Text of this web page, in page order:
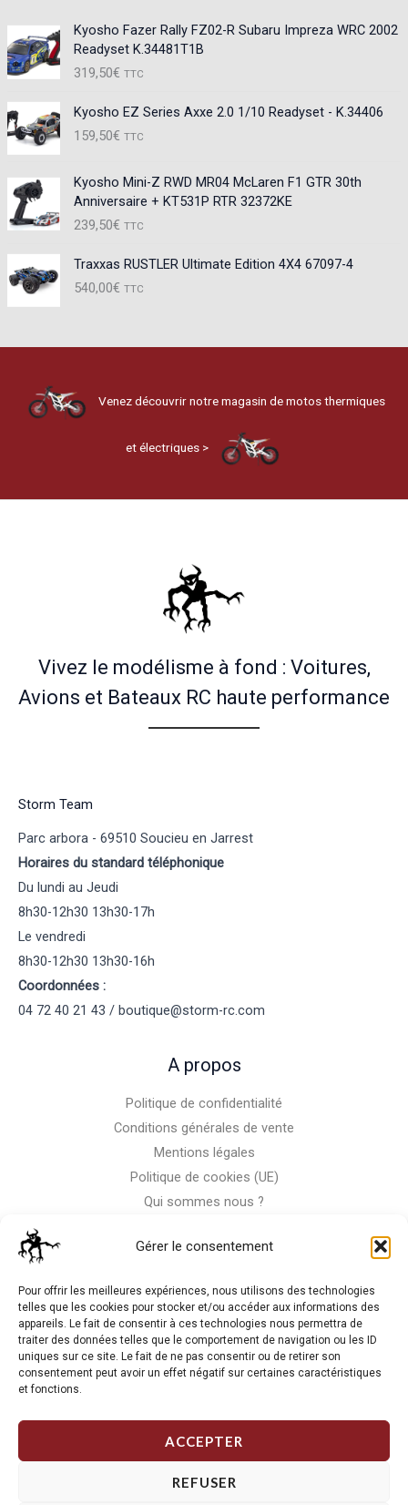
Gérer le consentement
Pour offrir les meilleures expériences, nous utilisons des technologies
telles que les cookies pour stocker et/ou accéder aux informations des
appareils. Le fait de consentir à ces technologies nous permettra de
traiter des données telles que le comportement de navigation ou les ID
uniques sur ce site. Le fait de ne pas consentir ou de retirer son
consentement peut avoir un effet négatif sur certaines caractéristiques
et fonctions.
ACCEPTER
REFUSER
Kyosho Fazer Rally FZ02-R Subaru Impreza WRC 2002
Readyset K.34481T1B
319,50€ TTC
Kyosho EZ Series Axxe 2.0 1/10 Readyset - K.34406
159,50€ TTC
Kyosho Mini-Z RWD MR04 McLaren F1 GTR 30th
Anniversaire + KT531P RTR 32372KE
239,50€ TTC
Traxxas RUSTLER Ultimate Edition 4X4 67097-4
540,00€ TTC
Venez découvrir notre magasin de motos thermiques
et électriques >
Vivez le modélisme à fond : Voitures,
Avions et Bateaux RC haute performance
Storm Team
Parc arbora - 69510 Soucieu en Jarrest
Horaires du standard téléphonique
Du lundi au Jeudi
8h30-12h30 13h30-17h
Le vendredi
8h30-12h30 13h30-16h
Coordonnées :
04 72 40 21 43 / boutique@storm-rc.com
A propos
Politique de confidentialité
Conditions générales de vente
Mentions légales
Politique de cookies (UE)
Qui sommes nous ?
La RC n'est pas notre seule passion, venez visiter notre shop
de motos